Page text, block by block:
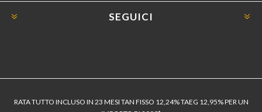
SEGUICI
RATA TUTTO INCLUSO IN 23 MESI TAN FISSO 12,24% TAEG 12,95% PER UN